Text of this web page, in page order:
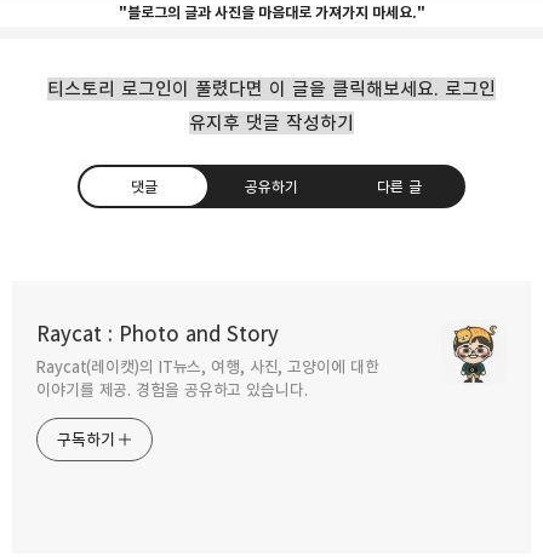
"블로그의 글과 사진을 마음대로 가져가지 마세요."
티스토리 로그인이 풀렸다면 이 글을 클릭해보세요. 로그인
유지후 댓글 작성하기
댓글 공유하기 다른 글
Raycat : Photo and Story
Raycat(레이캣)의 IT뉴스, 여행, 사진, 고양이에 대한
이야기를 제공. 경험을 공유하고 있습니다.
구독하기
구독하기 카카오톡
2010.06.30
26일 거리 응원객을 위한 임시 전동열차 운행.